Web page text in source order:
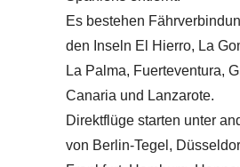
Es bestehen
den Inseln El Hierro, La
La Palma, Fuerteventura,
Canaria und Lanzarote.
Direktflüge starten unter
von Berlin-Tegel,